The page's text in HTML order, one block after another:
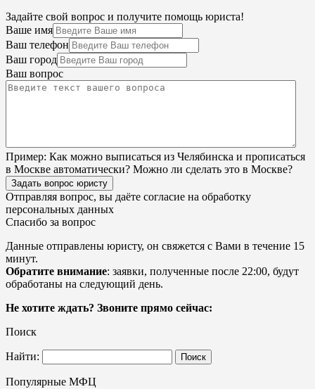
Задайте свой вопрос и получите помощь юриста!
Ваше имя
Ваш телефон
Ваш город
Ваш вопрос
Пример: Как можно выписаться из Челябинска и прописаться
в Москве автоматически? Можно ли сделать это в Москве?
Задать вопрос юристу
Отправляя вопрос, вы даёте согласие на обработку
персональных данных
Спасибо за вопрос
Данные отправлены юристу, он свяжется с Вами в течение 15
минут.
Обратите внимание: заявки, полученные после 22:00, будут
обработаны на следующий день.
Не хотите ждать? Звоните прямо сейчас:
Поиск
Найти:
Популярные МФЦ